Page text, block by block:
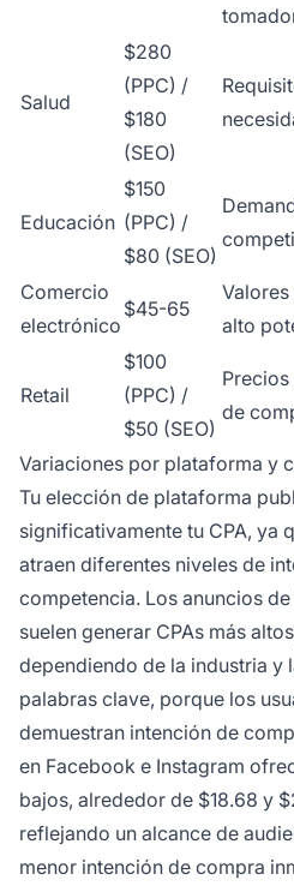
Salud
$280
(PPC) /
$180
(SEO)
Educación
$150
(PPC) /
$80 (SEO)
Comercio
electrónico
$45-65
alto
Retail
$100
(PPC) /
$50 (SEO)
de
Variaciones por plataforma y
Tu elección de plataforma
significativamente tu CPA, ya
atraen diferentes niveles de
competencia. Los anuncios
suelen generar CPAs más
dependiendo de la industria y
palabras clave, porque los
demuestran intención de
en Facebook e Instagram
bajos, alrededor de $18.68 y
reflejando un alcance de
menor intención de compra